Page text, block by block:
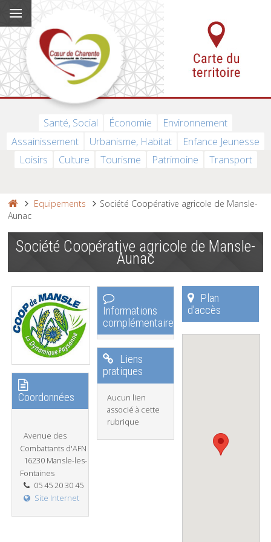
Santé, Social Économie
Environnement
Assainissement
Urbanisme, Habitat
Enfance Jeunesse
Loisirs
Culture Tourisme Patrimoine Transport
Equipements
Société Coopérative agricole de Mansle-
Aunac
Société Coopérative agricole de Mansle-
Aunac
Coordonnées
Avenue des
Combattants d'AFN
16230 Mansle-les-
Fontaines
05 45 20 30 45
Site Internet
Informations
complémentaires
Liens
pratiques
Aucun lien
associé à cette
rubrique
Plan
d'accès